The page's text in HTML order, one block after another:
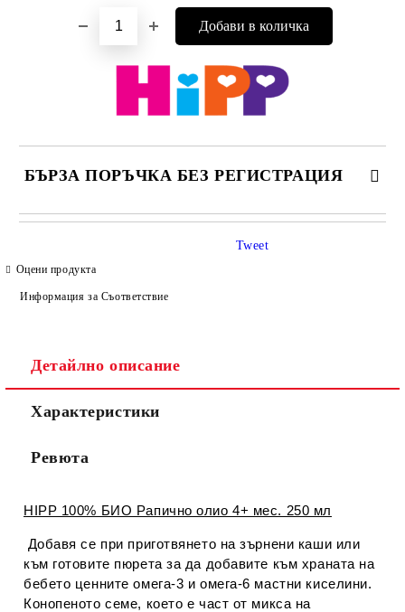
БЪРЗА ПОРЪЧКА БЕЗ РЕГИСТРАЦИЯ
САМО ПОПЪЛНЕТЕ 4 ПОЛЕТА
Съгласен съм сПолитиката за лични данни
Ние ще се свържем с вас в рамките на работния ден.
Оцени продукта
Информация за Съответствие
Tweet
Детайлно описание
Характеристики
Ревюта
HIPP 100% БИО Рапично олио 4+ мес. 250 мл
Добавя се при приготвянето на зърнени каши или
към готовите пюрета за да добавите към храната на
бебето ценните омега-3 и омега-6 мастни киселини.
Конопеното семе, което е част от микса на